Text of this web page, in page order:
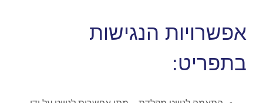
אפשרויות הנגישות
בתפריט: